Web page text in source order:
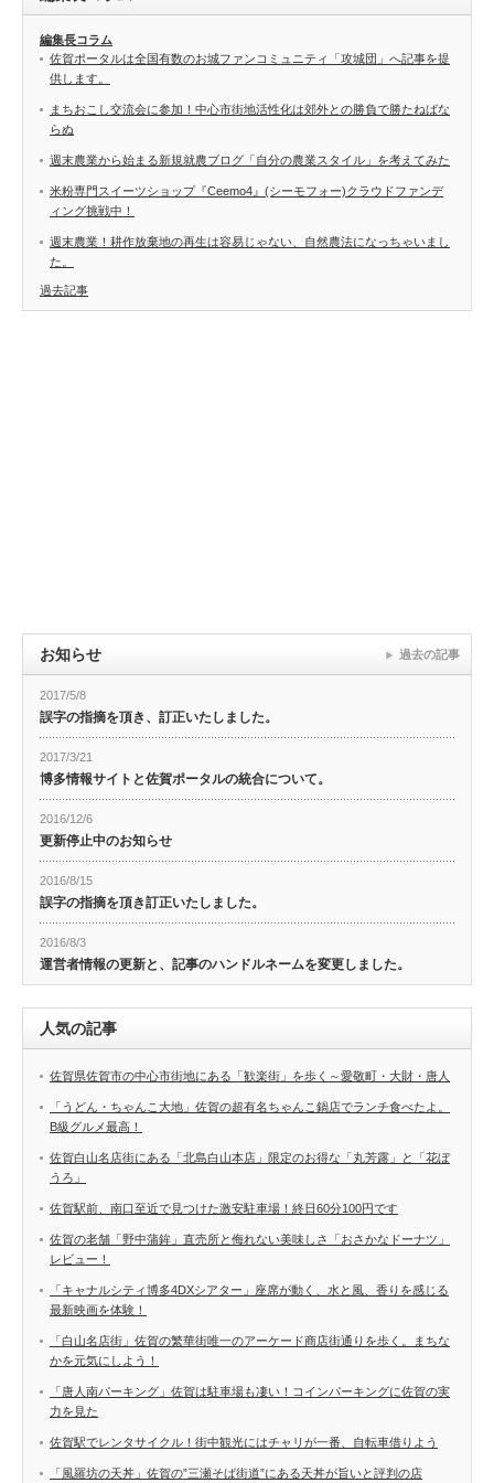
編集長コラム
佐賀ポータルは全国有数のお城ファンコミュニティ「攻城団」へ記事を提
供します。
まちおこし交流会に参加！中心市街地活性化は郊外との勝負で勝たねばな
らぬ
週末農業から始まる新規就農ブログ「自分の農業スタイル」を考えてみた
米粉専門スイーツショップ『Ceemo4』(シーモフォー)クラウドファンデ
ィング挑戦中！
週末農業！耕作放棄地の再生は容易じゃない、自然農法になっちゃいまし
た。
過去記事
お知らせ
2017/5/8
誤字の指摘を頂き、訂正いたしました。
2017/3/21
博多情報サイトと佐賀ポータルの統合について。
2016/12/6
更新停止中のお知らせ
2016/8/15
誤字の指摘を頂き訂正いたしました。
2016/8/3
運営者情報の更新と、記事のハンドルネームを変更しました。
過去の記事
人気の記事
佐賀県佐賀市の中心市街地にある「歓楽街」を歩く～愛敬町・大財・唐人
「うどん・ちゃんこ大地」佐賀の超有名ちゃんこ鍋店でランチ食べたよ。
B級グルメ最高！
佐賀白山名店街にある「北島白山本店」限定のお得な「丸芳露」と「花ぼ
うろ」
佐賀駅前、南口至近で見つけた激安駐車場！終日60分100円です
佐賀の老舗「野中蒲鉾」直売所と侮れない美味しさ「おさかなドーナツ」
レビュー！
「キャナルシティ博多4DXシアター」座席が動く、水と風、香りを感じる
最新映画を体験！
「白山名店街」佐賀の繁華街唯一のアーケード商店街通りを歩く。まちな
かを元気にしよう！
「唐人南パーキング」佐賀は駐車場も凄い！コインパーキングに佐賀の実
力を見た
佐賀駅でレンタサイクル！街中観光にはチャリが一番、自転車借りよう
「風羅坊の天丼」佐賀の”三瀬そば街道”にある天丼が旨いと評判の店